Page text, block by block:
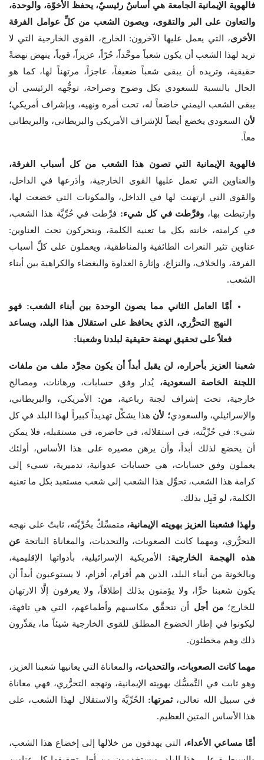
فالهوية الإيمانية الجامعة هي أساسٌ رئيسيٌ، يحفظ الأخوّة، والوحدة،
والتعاون على البر والتقوى، ويصون الشعب من كلِّ عوامل الفرقة
الأخرى، التي يعمل عليها الآخرون: الخارج، القوى الخارجية التي لا
تريد لهذا الشعب أن يكون شعباً موحَّداً، حُرّاً، عزيزاً، قوياً، ينهض نهضةً
حقيقية، وتريده أن يبقى شعباً ضعيفاً، عاجزاً، مرتهناً لها، كما هو
الحال بالنسبة للسعودي بكل وضوح وصراحة، توجُّهه الرئيسي أن
يبقى الشعب اليمني خاضعاً له، تحت أمره ونهيه، وبإشراف أمريكي؛
لأن
السعودي يخضع أيضاً للإشراف الأمريكي والبريطاني، والبريطاني
معاً.
فالهوية الإيمانية التي تصون هذا الشعب من كل أسباب الفرقة،
والعناوين التي تعمل عليها القوى الخارجية، وأذرعها في الداخل،
والقوى التي ارتهنت لها في الداخل، والمكونات التي خضعت لها،
وارتبطت بها، وفرَّطت في كل شيء: فرَّطت في حُرِّيَّة هذا الشعب،
في كرامته، خانته بكل ما تعنيه الكلمة، ويتحركون تحت العناوين:
عناوين تثير النعرات الطائفية والمناطقية، ويعملون على كلِّ أسباب
الفرقة، والخلاف، والنزاع، وإثارة العداوة والبغضاء والكراهية بين أبناء
الشعب.
أمَّا العامل الثاني مما يصون الوحدة بين أبناء الشعب: فهو
النهج التحرُّري، الذي يحافظ على استقلال هذا البلد، ويساعد
فعلاً على تحقيق نهضة حقيقية لبلدنا وشعبنا:
شعبنا العزيز بأحراره، لن يقبل أبداً أن يكون مجرَّد ملف من ملفات
اللجنة الخاصة السعودية، يُدار وفق حسابات، ورهانات، ومصالح
خارجية، تحت إشراف لجنة رباعية، من: الأمريكي، والبريطاني،
والإسرائيلي، والسعودي؛ لأن هذا يشكِّل تهديداً كبيراً لهذا البلد في كل
شيء: في حُرِّيَّته، في استقلاله، في حاضره، في مستقبله، فلا يمكن
أن يخضع لذلك أبداً، وأن يرهن مصيره على هذا الأساس، أولئك
يعملون وفق حسابات، هي حسابات عدوانية، تدميرية، تسيء إلى
كرامة هذا الشعب، تحوِّل هذا الشعب إلى شعب مستعبد بكل ما تعنيه
الكلمة، لو قَبِل بذلك.
ولهذا فشعبنا العزيز بهويته الإيمانية، متمسِّكٌ بحُرِّيَّته، ثابتٌ على نهجه
التحرُّري، ومهما كانت الصعوبات، والتحديات، والمعاناة الناتجة عن
هذه الهجمة الخارجية: الأمريكية الإسرائيلية، بأدواتها الإقليمية،
وبالخونة من أبناء البلد، الذين هم أقزام، أقزام، لا يستوعبون أبداً أن
يكون شعبنا حرًّا، ولا يؤمنون بذلك إطلاقاً، ولا يعرفون إلَّا الارتهان
للخارج؛من أجل أن تتحقَّق مكاسبهم وأطماعهم، التي هي تافهة،
ليكونوا في إطار الخضوع المطلق للقوى الخارجية شيئاً ما، يقدِّرون
ذلك وهم مخطئون.
مهما كانت الصعوبات، والتحديات، والمعاناة التي يعانيها شعبنا العزيز،
وهو ثابت في التَّمسُّك بهويته الإيمانية، ونهجه التحرُّري، فهي معاناة
في سبيل الله تعالى،ثمرتها: الحُرِّيَّة والاستقلال لهذا الشعب، على
هذا الأساس المتين العظيم.
أمَّا مساعي الأعداء، التي يهدفون من خلالها إلى إخضاع هذا الشعب،